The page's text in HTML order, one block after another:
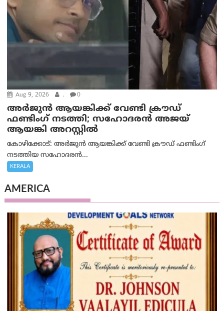
Aug 9, 2026 . 0
അർജുൻ ആയങ്കിക്ക് വേണ്ടി ക്രൗഡ്
ഫണ്ടിംഗ് നടത്തി; സഹോദരന്‍ അജയ്
ആയങ്കി അറസ്റ്റിൽ
കോഴിക്കോട്: അർജുൻ ആയങ്കിക്ക് വേണ്ടി ക്രൗഡ് ഫണ്ടിംഗ്
നടത്തിയ സഹോദരന്‍...
KERALA
AMERICA